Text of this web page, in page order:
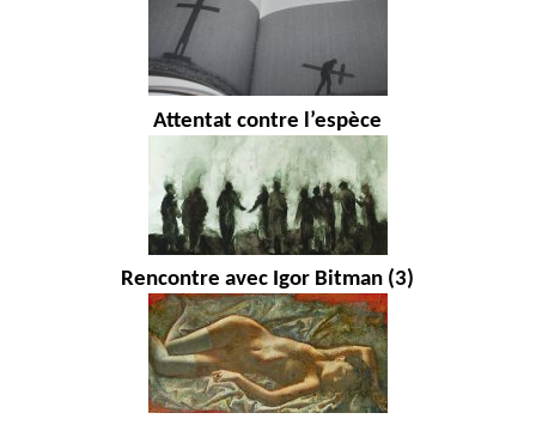
Attentat contre l’espèce
Rencontre avec Igor Bitman (3)